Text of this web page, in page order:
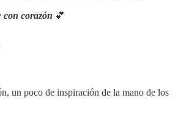
con corazón 💕
un poco de inspiración de la mano de los